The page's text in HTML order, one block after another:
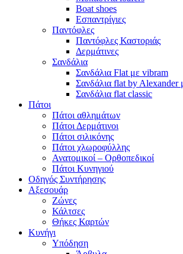
Boat shoes
Εσπαντρίγιες
Παντόφλες
Παντόφλες Καστοριάς
Δερμάτινες
Σανδάλια
Σανδάλια Flat με vibram
Σανδάλια flat by Alexander
Σανδάλια flat classic
Πάτοι
Πάτοι αθλημάτων
Πάτοι Δερμάτινοι
Πάτοι σιλικόνης
Πάτοι χλωροφύλλης
Ανατομικοί – Ορθοπεδικοί
Πάτοι Κυνηγιού
Οδηγός Συντήρησης
Αξεσουάρ
Ζώνες
Κάλτσες
Θήκες Καρτών
Κυνήγι
Υπόδηση